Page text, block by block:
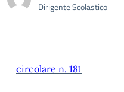
Dirigente Scolastico
circolare n. 181